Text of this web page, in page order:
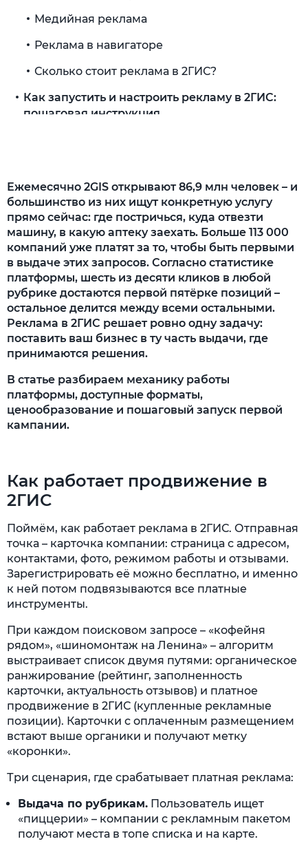
Ежемесячно 2GIS открывают 86,9 млн человек – и
большинство из них ищут конкретную услугу
прямо сейчас: где постричься, куда отвезти
машину, в какую аптеку заехать. Больше 113 000
компаний уже платят за то, чтобы быть первыми
в выдаче этих запросов. Согласно статистике
платформы, шесть из десяти кликов в любой
рубрике достаются первой пятёрке позиций –
остальное делится между всеми остальными.
Реклама в 2ГИС решает ровно одну задачу:
поставить ваш бизнес в ту часть выдачи, где
принимаются решения.
В статье разбираем механику работы
платформы, доступные форматы,
ценообразование и пошаговый запуск первой
кампании.
Как работает продвижение в
2ГИС
Поймём, как работает реклама в 2ГИС. Отправная
точка – карточка компании: страница с адресом,
контактами, фото, режимом работы и отзывами.
Зарегистрировать её можно бесплатно, и именно
к ней потом подвязываются все платные
инструменты.
При каждом поисковом запросе – «кофейня
рядом», «шиномонтаж на Ленина» – алгоритм
выстраивает список двумя путями: органическое
ранжирование (рейтинг, заполненность
карточки, актуальность отзывов) и платное
продвижение в 2ГИС (купленные рекламные
позиции). Карточки с оплаченным размещением
встают выше органики и получают метку
«коронки».
Три сценария, где срабатывает платная реклама:
Выдача по рубрикам. Пользователь ищет
«пиццерии» – компании с рекламным пакетом
получают места в топе списка и на карте.
Медийная реклама
Реклама в навигаторе
Сколько стоит реклама в 2ГИС?
Как запустить и настроить рекламу в 2ГИС:
пошаговая инструкция
Шаг 2. Проанализировать целевую
аудиторию
Шаг 3. Определите цели и выберите
формат рекламы
Шаг 4. Подготовить рекламные материалы
Как оценить эффективность рекламы в
2ГИС?
Анализ событий с карточкой компании
Анализ показов карточки в выдаче
Анализ поисковых запросов
Анализ страницы компании
Продвижение и реклама на картах со
специалистами Ingate
Вопрос-ответ
Как рассчитать стоимость размещения
рекламы в 2ГИС?
Какие требования к рекламе в 2ГИС для
разных типов бизнеса?
Какие метрики используются для оценки
эффективности рекламы в 2ГИС?